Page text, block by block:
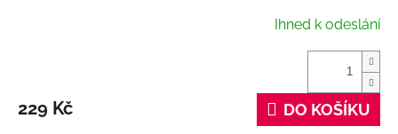
Ihned k odeslání
229 Kč DO KOŠÍKU